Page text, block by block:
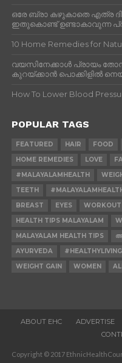
ഒരേ ബ്രാ കഴുകാതെ എത്ര
ഇതുകൊണ്ട് ഉണ്ടാകാവുന്ന
10 Home Remedies for
വയസിനേക്കാൾ പ്രായം
കുറയ്ക്കാന്‍ പൊക്കിളില്‍
How To Lower Blood
POPULAR TAGS
FEATURED HAIR FOOD
HOME REMEDIES
LOVE
#MALAYALAMHEALTH
TEETH
BREAST
EYES WORKOUT
HEALTH TIPS MALAYALAM
MALAYALAM HEALTH TIPS
AYURVEDA
#HEALTHYLIVING
WEIGHT GAIN
WOMEN
ABOUT EHC ADVERTISE
Copyright © 2017